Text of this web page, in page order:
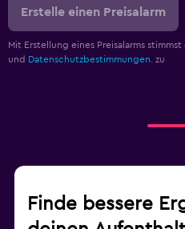
Erstelle einen Preisalarm
Mit Erstellung eines Preisalarms stimmst
und Datenschutzbestimmungen. zu
Finde bessere